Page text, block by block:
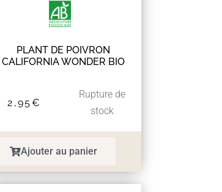
PLANT DE POIVRON
CALIFORNIA WONDER BIO
2,95€
Rupture de
stock
Ajouter au panier